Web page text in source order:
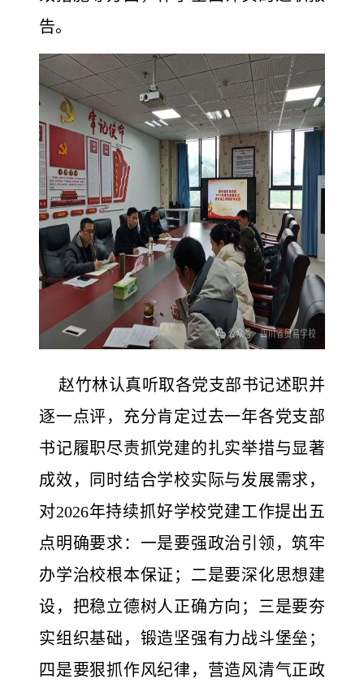
告。
赵竹林认真听取各党支部书记述职并
逐一点评，充分肯定过去一年各党支部
书记履职尽责抓党建的扎实举措与显著
成效，同时结合学校实际与发展需求，
对2026年持续抓好学校党建工作提出五
点明确要求：一是要强政治引领，筑牢
办学治校根本保证；二是要深化思想建
设，把稳立德树人正确方向；三是要夯
实组织基础，锻造坚强有力战斗堡垒；
四是要狠抓作风纪律，营造风清气正政